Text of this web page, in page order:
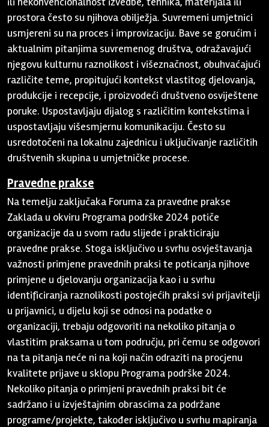
prostora često su njihova obilježja. Suvremeni umjetnici
usmjereni su na proces i improvizaciju. Bave se gorućim i
aktualnim pitanjima suvremenog društva, odražavajući
njegovu kulturnu raznolikost i višeznačnost, obuhvaćajući
različite teme, propitujući kontekst vlastitog djelovanja,
produkcije i recepcije, i proizvodeći društveno osviještene
poruke. Uspostavljaju dijalog s različitim kontekstima i
uspostavljaju višesmjernu komunikaciju. Često su
usredotočeni na lokalnu zajednicu i uključivanje različitih
društvenih skupina u umjetničke procese.
Pravedne prakse
Na temelju zaključaka Foruma za pravedne prakse
Zaklada u okviru Programa podrške 2024 potiče
organizacije da u svom radu slijede i prakticiraju
pravedne prakse. Stoga isključivo u svrhu osvještavanja
važnosti primjene pravednih praksi te poticanja njihove
primjene u djelovanju organizacija kao i u svrhu
identificiranja raznolikosti postojećih praksi svi prijavitelji
u prijavnici, u dijelu koji se odnosi na podatke o
organizaciji, trebaju odgovoriti na nekoliko pitanja o
vlastitim praksama u tom području, pri čemu se odgovori
na ta pitanja neće ni na koji način odraziti na procjenu
kvalitete prijave u sklopu Programa podrške 2024.
Nekoliko pitanja o primjeni pravednih praksi bit će
sadržano i u izvještajnim obrascima za podržane
programe/projekte, također isključivo u svrhu mapiranja